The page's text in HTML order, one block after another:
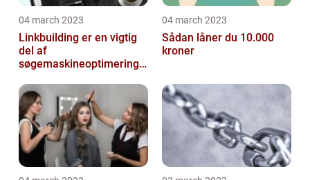
04 march 2023
Linkbuilding er en vigtig
del af
søgemaskineoptimeringe
04 march 2023
Sådan låner du 10.000
kroner